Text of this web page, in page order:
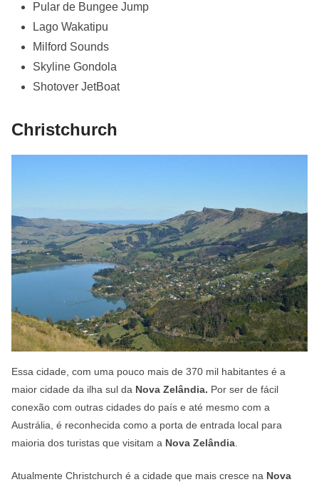
Pular de Bungee Jump
Lago Wakatipu
Milford Sounds
Skyline Gondola
Shotover JetBoat
Christchurch
Essa cidade, com uma pouco mais de 370 mil habitantes é a
maior cidade da ilha sul da Nova Zelândia. Por ser de fácil
conexão com outras cidades do país e até mesmo com a
Austrália, é reconhecida como a porta de entrada local para
maioria dos turistas que visitam a Nova Zelândia.
Atualmente Christchurch é a cidade que mais cresce na Nova